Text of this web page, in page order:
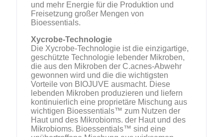
und mehr Energie für die Produktion und
Freisetzung großer Mengen von
Bioessentials.
Xycrobe-Technologie
Die Xycrobe-Technologie ist die einzigartige,
geschützte Technologie lebender Mikroben,
die aus den Mikroben der C.acnes-Abwehr
gewonnen wird und die die wichtigsten
Vorteile von BIOJUVE ausmacht. Diese
lebenden Mikroben produzieren und liefern
kontinuierlich eine proprietäre Mischung aus
wichtigen Bioessentials™ zum Nutzen der
Haut und des Mikrobioms. der Haut und des
Mikrobioms. Bioessentials™ sind eine